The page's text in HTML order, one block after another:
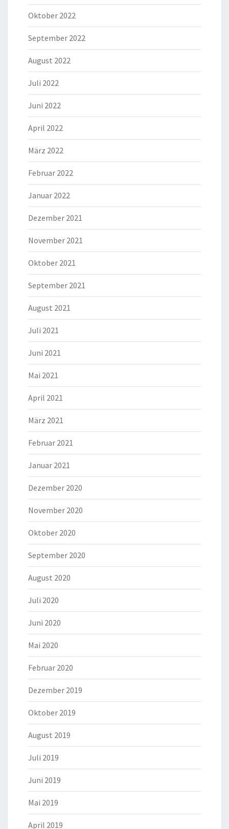
Oktober 2022
September 2022
August 2022
Juli 2022
Juni 2022
April 2022
März 2022
Februar 2022
Januar 2022
Dezember 2021
November 2021
Oktober 2021
September 2021
August 2021
Juli 2021
Juni 2021
Mai 2021
April 2021
März 2021
Februar 2021
Januar 2021
Dezember 2020
November 2020
Oktober 2020
September 2020
August 2020
Juli 2020
Juni 2020
Mai 2020
Februar 2020
Dezember 2019
Oktober 2019
August 2019
Juli 2019
Juni 2019
Mai 2019
April 2019